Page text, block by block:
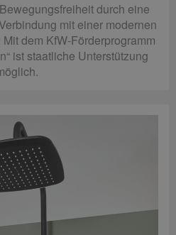
durch eine
mit einer modernen
dem KfW-Förderprogramm
ist staatliche Unterstützung